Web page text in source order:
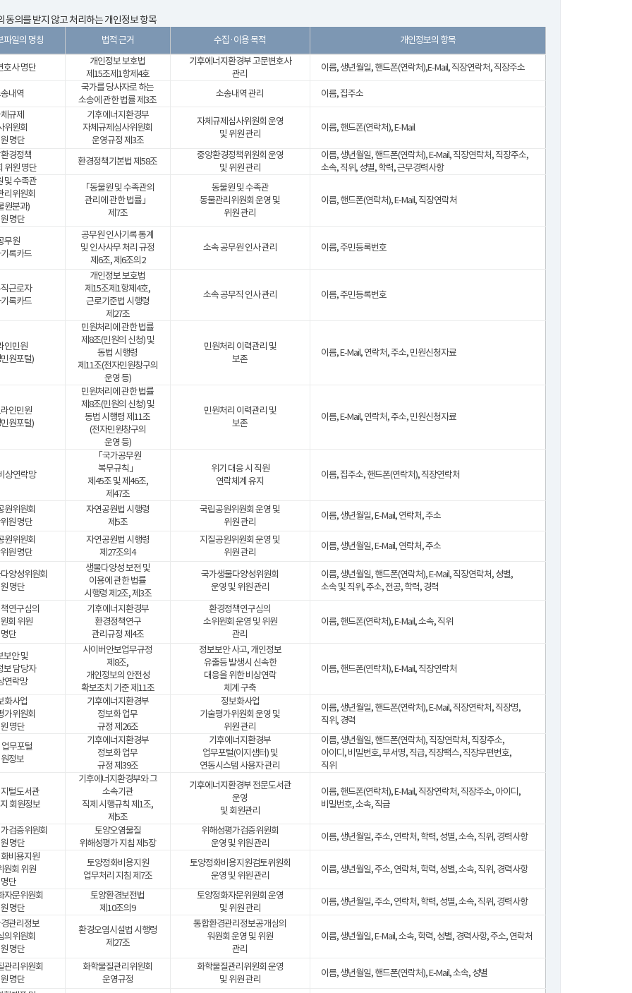
의를 받지 않고 처리하는 개인정보 항목
파일의 명칭 법적 근거 수집·이용 목적 개인정보의 항목
호사 명단
개인정보 보호법
제15조제1항제4호
기후에너지환경부 고문변호사
관리
이름, 생년월일, 핸드폰(연락처),E-Mail, 직장연락처, 직장주소
내역
국가를 당사자로 하는
소송에 관한 법률 제3조
소송내역 관리
이름, 집주소
규제
위원회
명단
기후에너지환경부
자체규제심사위원회
운영규정 제3조
자체규제심사위원회 운영
및 위원 관리
이름, 핸드폰(연락처), E-Mail
경정책
위원 명단
환경정책기본법 제58조
중앙환경정책위원회 운영
및 위원 관리
이름, 생년월일, 핸드폰(연락처), E-Mail, 직장연락처, 직장주소,
소속, 직위, 성별, 학력, 근무경력사항
및 수족관
리위원회
원분과)
명단
「동물원 및 수족관의
관리에 관한 법률」
제7조
동물원 및 수족관
동물관리위원회 운영 및
위원 관리
이름, 핸드폰(연락처), E-Mail, 직장연락처
무원
록카드
공무원 인사기록 통계
및 인사사무 처리 규정
제6조, 제6조의2
소속 공무원 인사 관리 이름, 주민등록번호
근로자
록카드
개인정보 보호법
제15조제1항제4호,
근로기준법 시행령
제27조
소속 공무직 인사 관리 이름, 주민등록번호
인민원
원포털)
민원처리에 관한 법률
제8조(민원의 신청) 및
동법 시행령
제11조(전자민원창구의
운영 등)
민원처리 이력관리 및
보존
이름, E-Mail, 연락처, 주소, 민원신청자료
인민원
원포털)
민원처리에 관한 법률
제8조(민원의 신청) 및
동법 시행령 제11조
(전자민원창구의
운영 등)
민원처리 이력관리 및
보존
이름, E-Mail, 연락처, 주소, 민원신청자료
상연락망
「국가공무원
복무규칙」
제45조 및 제46조,
제47조
위기 대응 시 직원
연락체계 유지
이름, 집주소, 핸드폰(연락처), 직장연락처
원위원회
원 명단
자연공원법 시행령
제5조
국립공원위원회 운영 및
위원 관리
이름, 생년월일, E-Mail, 연락처, 주소
원위원회
원 명단
자연공원법 시행령
제27조의4
지질공원위원회 운영 및
위원 관리
이름, 생년월일, E-Mail, 연락처, 주소
양성위원회
명단
생물다양성 보전 및
이용에 관한 법률
시행령 제2조, 제3조
국가생물다양성위원회
운영 및 위원 관리
이름, 생년월일, 핸드폰(연락처), E-Mail, 직장연락처, 성별,
소속 및 직위, 주소, 전공, 학력, 경력
연구심의
회 위원
명단
기후에너지환경부
환경정책연구
관리규정 제4조
환경정책연구심의
소위원회 운영 및 위원
관리
이름, 핸드폰(연락처), E-Mail, 소속, 직위
보안 및
보 담당자
연락망
사이버안보업무규정
제8조,
개인정보의 안전성
확보조치 기준 제11조
정보보안 사고, 개인정보
유출등 발생시 신속한
대응을 위한 비상연락
체계 구축
이름, 핸드폰(연락처), E-Mail, 직장연락처
화사업
가위원회
명단
기후에너지환경부
정보화 업무
규정 제26조
정보화사업
기술평가위원회 운영 및
위원 관리
이름, 생년월일, 핸드폰(연락처), E-Mail, 직장연락처, 직장명,
직위, 경력
무포털
정보
기후에너지환경부
정보화 업무
규정 제39조
기후에너지환경부
업무포털(이지샘터) 및
연동시스템 사용자 관리
이름, 생년월일, 핸드폰(연락처), 직장연락처, 직장주소,
아이디, 비밀번호, 부서명, 직급, 직장팩스, 직장우편번호,
직위
털도서관
회원정보
기후에너지환경부와 그
소속기관
직제 시행규칙 제1조,
제5조
기후에너지환경부 전문도서관
운영
및 회원관리
이름, 핸드폰(연락처), E-Mail, 직장연락처, 직장주소, 아이디,
비밀번호, 소속, 직급
검증위원회
명단
토양오염물질
위해성평가 지침 제5장
위해성평가검증위원회
운영 및 위원 관리
이름, 생년월일, 주소, 연락처, 학력, 성별, 소속, 직위, 경력사항
비용지원
원회 위원
명단
토양정화비용지원
업무처리 지침 제7조
토양정화비용지원검토위원회
운영 및 위원 관리
이름, 생년월일, 주소, 연락처, 학력, 성별, 소속, 직위, 경력사항
자문위원회
명단
토양환경보전법
제10조의9
토양정화자문위원회 운영
및 위원 관리
이름, 생년월일, 주소, 연락처, 학력, 성별, 소속, 직위, 경력사항
관리정보
의위원회
명단
환경오염시설법 시행령
제27조
통합환경관리정보공개심의
워원회 운영 및 위원
관리
이름, 생년월일, E-Mail, 소속, 학력, 성별, 경력사항, 주소, 연락처
관리위원회
명단
화학물질관리위원회
운영규정
화학물질관리위원회 운영
및 위원 관리
이름, 생년월일, 핸드폰(연락처), E-Mail, 소속, 성별